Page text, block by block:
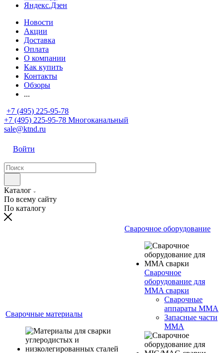
Яндекс.Дзен
Новости
Акции
Доставка
Оплата
О компании
Как купить
Контакты
Обзоры
...
+7 (495) 225-95-78
+7 (495) 225-95-78 Многоканальный
sale@ktnd.ru
Войти
Каталог
По всему сайту
По каталогу
Сварочные материалы
Сварочное оборудование
Сварочное
оборудование для
MMA сварки
Сварочные
аппараты MMA
Запасные части
MMA